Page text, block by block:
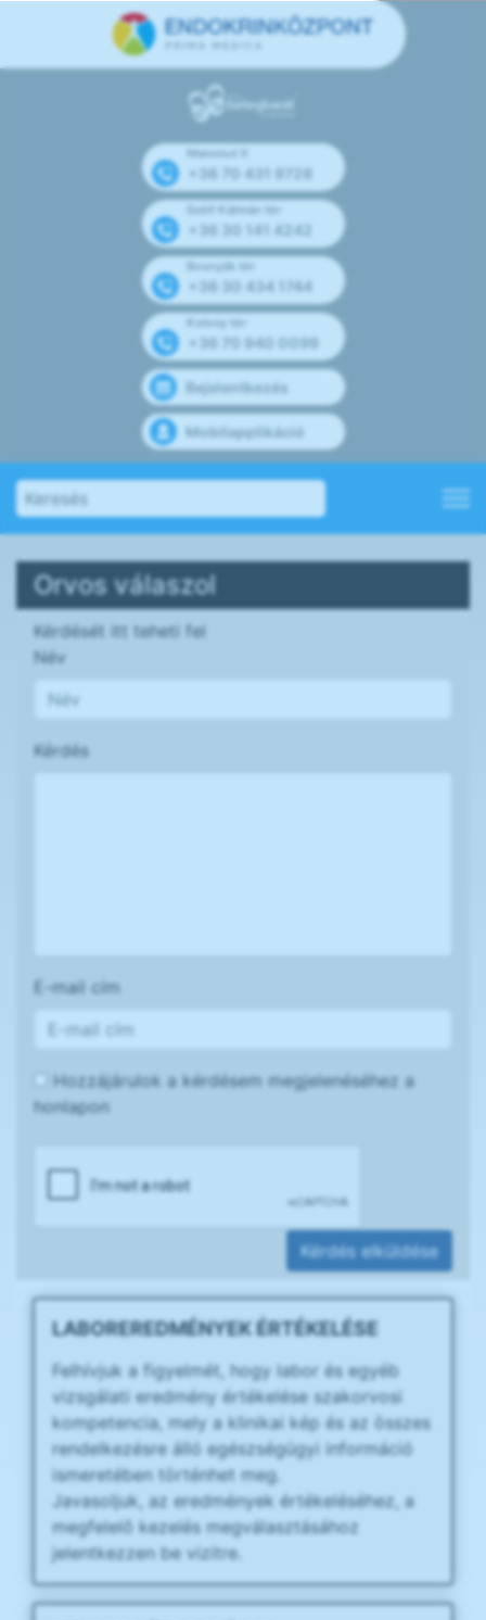
Mammut II
+36 70 431 9728
Széll Kálmán tér
+36 30 141 4242
Bosnyák tér
+36 30 434 1744
Kolosy tér
+36 70 940 0099
Bejelentkezés
Mobilapplikáció
Orvos válaszol
Kérdését itt teheti fel
Név
Kérdés
E-mail cím
Hozzájárulok a kérdésem megjelenéséhez a
honlapon
Kérdés elküldése
LABOREREDMÉNYEK ÉRTÉKELÉSE
Felhívjuk a figyelmét, hogy labor és egyéb
vizsgálati eredmény értékelése szakorvosi
kompetencia, mely a klinikai kép és az összes
rendelkezésre álló egészségügyi információ
ismeretében történhet meg.
Javasoljuk, az eredmények értékeléséhez, a
megfelelő kezelés megválasztásához
jelentkezzen be vizitre.